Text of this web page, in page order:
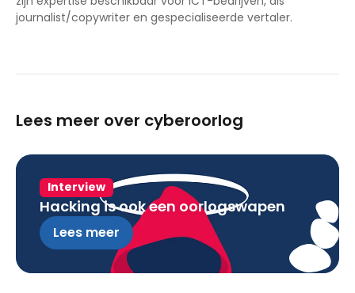
journalist/copywriter en gespecialiseerde vertaler.
Lees meer over cyberoorlog
Interview
Hacking is ook een oorlogswapen
Lees meer